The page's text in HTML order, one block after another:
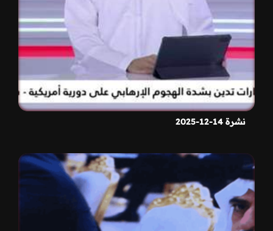
نشرة 14-12-2025